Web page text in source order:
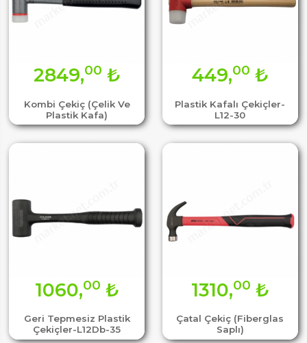
Kombi Çekiç (Çelik Ve
Plastik Kafa)
2849,00 ₺
Plastik Kafalı Çekiçler-
L12-30
449,00 ₺
Geri Tepmesiz Plastik
Çekiçler-L12Db-35
1060,00 ₺
Çatal Çekiç (Fiberglas
Saplı)
1310,00 ₺